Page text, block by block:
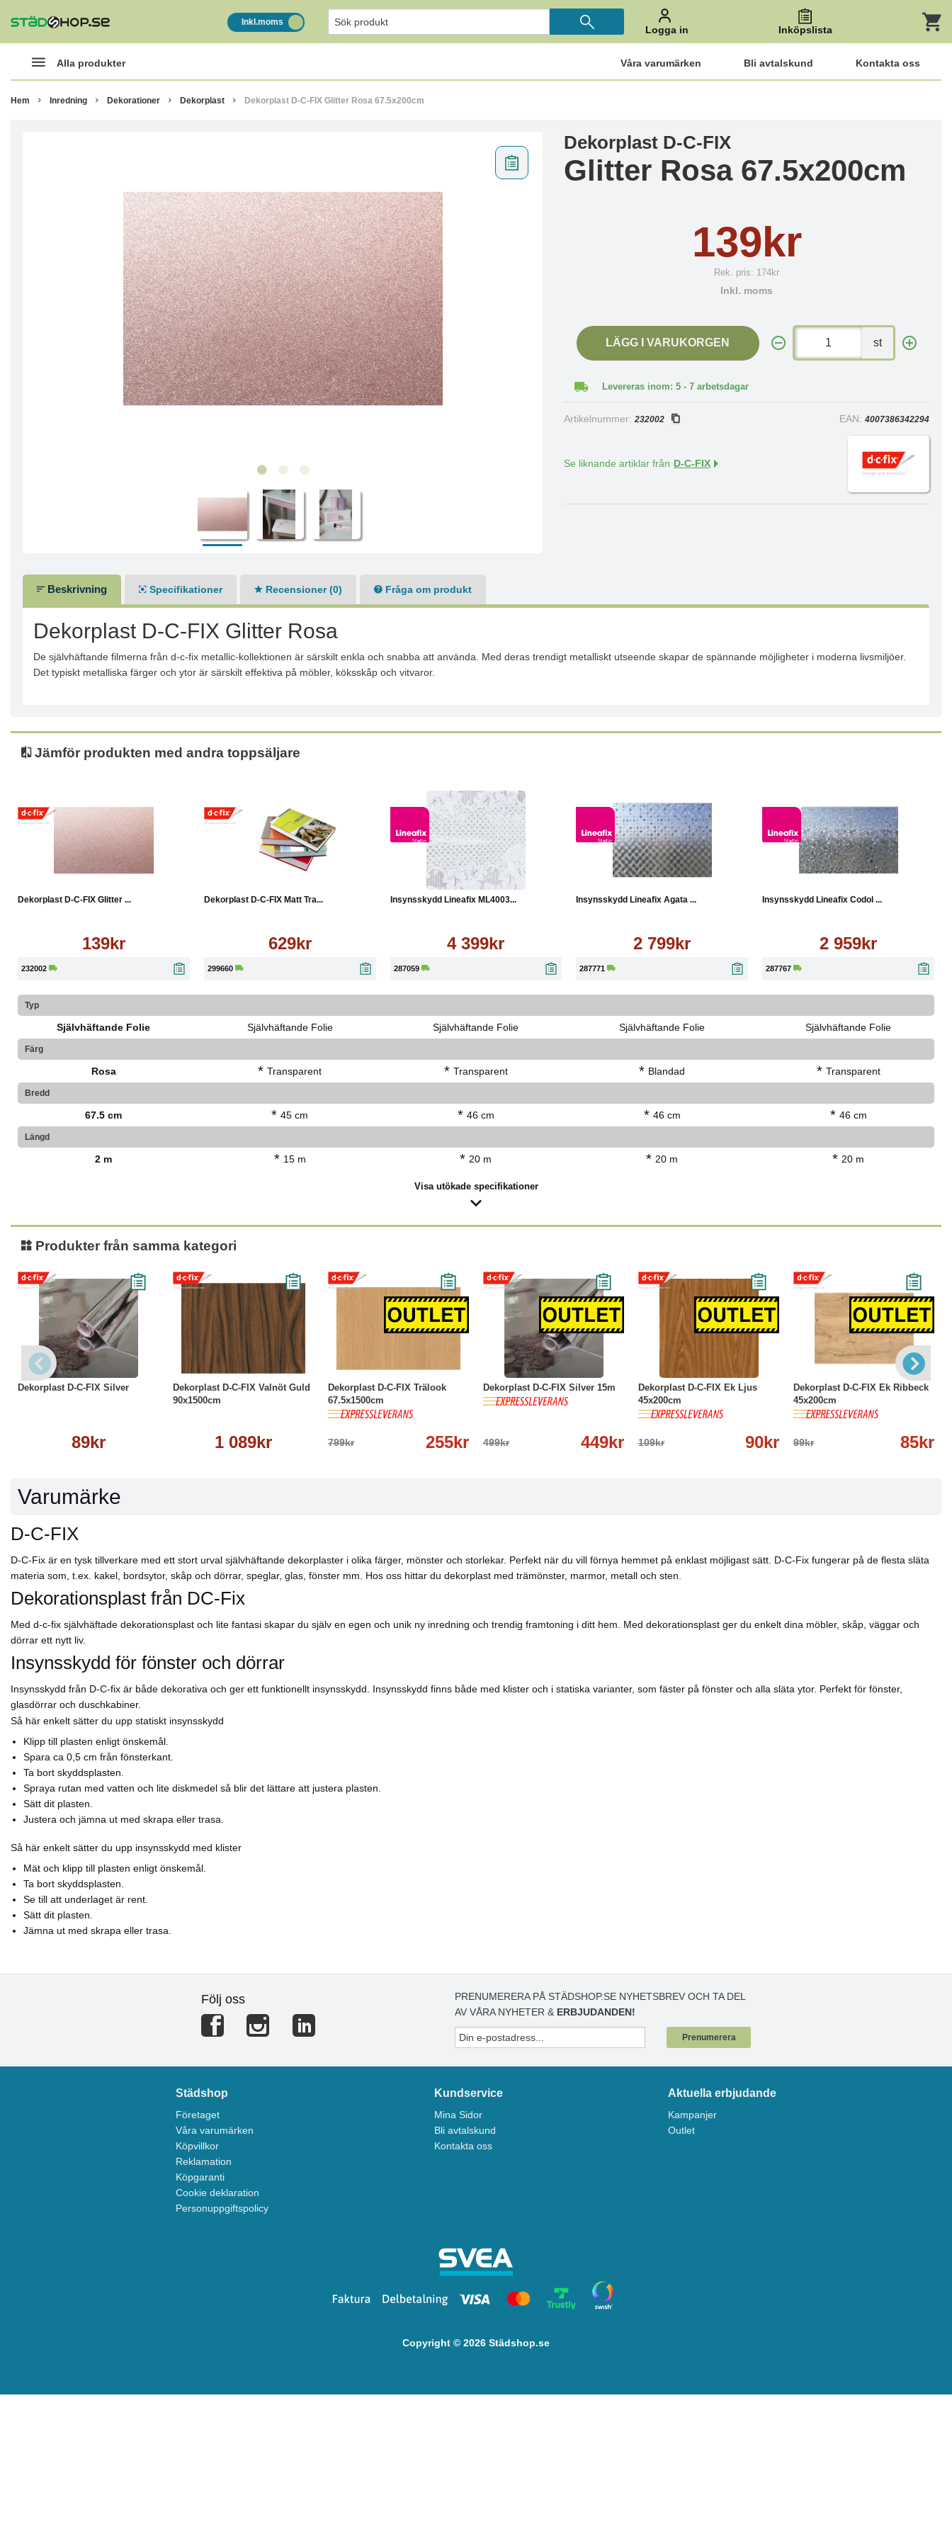
Inkl.moms
Logga in Inköpslista
Alla produkter Våra varumärken Bli avtalskund Kontakta oss
Hem Inredning Dekorationer Dekorplast Dekorplast D-C-FIX Glitter Rosa 67.5x200cm
Dekorplast D-C-FIX
Glitter Rosa 67.5x200cm
139kr
Rek. pris: 174kr
Inkl. moms
LÄGG I VARUKORGEN st
Levereras inom: 5 - 7 arbetsdagar
Artikelnummer:232002 EAN: 4007386342294
Se liknande artiklar från D-C-FIX
Beskrivning Specifikationer Recensioner (0) Fråga om produkt
Dekorplast D-C-FIX Glitter Rosa
De självhäftande filmerna från d-c-fix metallic-kollektionen är särskilt enkla och snabba att använda. Med deras trendigt metalliskt utseende skapar de spännande möjligheter i moderna livsmiljöer.
Det typiskt metalliska färger och ytor är särskilt effektiva på möbler, köksskåp och vitvaror.
Jämför produkten med andra toppsäljare
Dekorplast D-C-FIX Glitter ...
139kr
232002
Köp Läs mer
Dekorplast D-C-FIX Matt Tra...
629kr
299660
Insynsskydd Lineafix ML4003...
4 399kr
287059
Köp Läs mer
Insynsskydd Lineafix Agata ...
2 799kr
287771
Köp Läs mer
Insynsskydd Lineafix Codol ...
2 959kr
287767
Köp Läs mer
Typ
Självhäftande Folie Självhäftande Folie Självhäftande Folie Självhäftande Folie Självhäftande Folie
Färg
Rosa * Transparent * Transparent * Blandad * Transparent
Bredd
67.5 cm * 45 cm * 46 cm * 46 cm * 46 cm
Längd
2 m * 15 m * 20 m * 20 m * 20 m
Visa utökade specifikationer
Produkter från samma kategori
Dekorplast D-C-FIX Silver
89kr
Läs mer
Dekorplast D-C-FIX Valnöt Guld
90x1500cm
1 089kr
Köp Läs mer
Dekorplast D-C-FIX Trälook
67.5x1500cm
799kr 255kr
-68%
Dekorplast D-C-FIX Silver 15m
499kr 449kr
-10% Köp Läs mer
Dekorplast D-C-FIX Ek Ljus
45x200cm
109kr 90kr
Köp Läs mer
Dekorplast D-C-FIX Ek Ribbeck
45x200cm
99kr 85kr
-14% Köp Läs mer
Varumärke
D-C-FIX
D-C-Fix är en tysk tillverkare med ett stort urval självhäftande dekorplaster i olika färger, mönster och storlekar. Perfekt när du vill förnya hemmet på enklast möjligast sätt. D-C-Fix fungerar på de flesta släta
materia som, t.ex. kakel, bordsytor, skåp och dörrar, speglar, glas, fönster mm. Hos oss hittar du dekorplast med trämönster, marmor, metall och sten.
Dekorationsplast från DC-Fix
Med d-c-fix självhäftade dekorationsplast och lite fantasi skapar du själv en egen och unik ny inredning och trendig framtoning i ditt hem. Med dekorationsplast ger du enkelt dina möbler, skåp, väggar och
dörrar ett nytt liv.
Insynsskydd för fönster och dörrar
Insynsskydd från D-C-fix är både dekorativa och ger ett funktionellt insynsskydd. Insynsskydd finns både med klister och i statiska varianter, som fäster på fönster och alla släta ytor. Perfekt för fönster,
glasdörrar och duschkabiner.
Så här enkelt sätter du upp statiskt insynsskydd
Klipp till plasten enligt önskemål.
Spara ca 0,5 cm från fönsterkant.
Ta bort skyddsplasten.
Spraya rutan med vatten och lite diskmedel så blir det lättare att justera plasten.
Sätt dit plasten.
Justera och jämna ut med skrapa eller trasa.
Så här enkelt sätter du upp insynsskydd med klister
Mät och klipp till plasten enligt önskemål.
Ta bort skyddsplasten.
Se till att underlaget är rent.
Sätt dit plasten.
Jämna ut med skrapa eller trasa.
Följ oss
PRENUMERERA PÅ STÄDSHOP.SE NYHETSBREV OCH TA DEL
AV VÅRA NYHETER & ERBJUDANDEN!
Prenumerera
Städshop
Företaget
Våra varumärken
Köpvillkor
Reklamation
Köpgaranti
Cookie deklaration
Personuppgiftspolicy
Kundservice
Mina Sidor
Bli avtalskund
Kontakta oss
Aktuella erbjudande
Kampanjer
Outlet
Copyright © 2026 Städshop.se